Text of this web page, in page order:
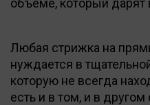
объеме, который
Любая стрижка на
нуждается в
которую не всегда
есть и в том, и в